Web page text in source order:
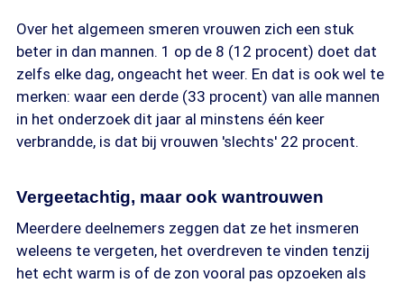
Over het algemeen smeren vrouwen zich een stuk
beter in dan mannen. 1 op de 8 (12 procent) doet dat
zelfs elke dag, ongeacht het weer. En dat is ook wel te
merken: waar een derde (33 procent) van alle mannen
in het onderzoek dit jaar al minstens één keer
verbrandde, is dat bij vrouwen 'slechts' 22 procent.
Vergeetachtig, maar ook wantrouwen
Meerdere deelnemers zeggen dat ze het insmeren
weleens te vergeten, het overdreven te vinden tenzij
het echt warm is of de zon vooral pas opzoeken als